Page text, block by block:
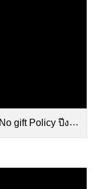
ปีงบฯ 2567 (1).pdf